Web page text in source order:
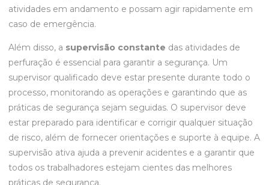
atividades em andamento e possam agir rapidamente em
caso de emergência.
Além disso, a supervisão constante das atividades de
perfuração é essencial para garantir a segurança. Um
supervisor qualificado deve estar presente durante todo o
processo, monitorando as operações e garantindo que as
práticas de segurança sejam seguidas. O supervisor deve
estar preparado para identificar e corrigir qualquer situação
de risco, além de fornecer orientações e suporte à equipe. A
supervisão ativa ajuda a prevenir acidentes e a garantir que
todos os trabalhadores estejam cientes das melhores
práticas de segurança.